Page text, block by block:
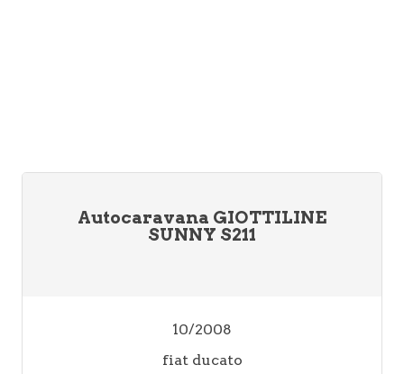
Autocaravana GIOTTILINE
SUNNY S211
10/2008
fiat ducato